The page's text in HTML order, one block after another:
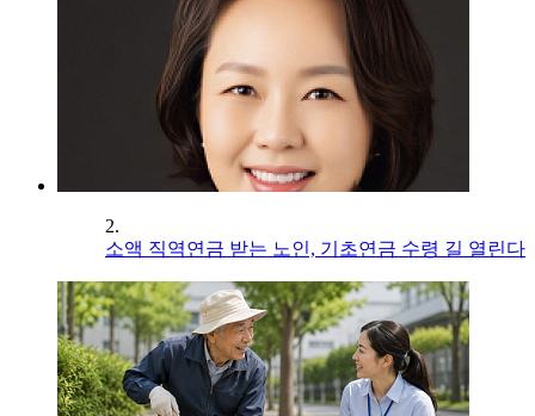
2.
소액 직역연금 받는 노인, 기초연금 수령 길 열린다